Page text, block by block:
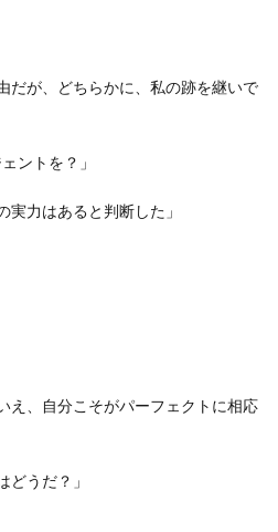
だが、どちらかに、私の跡を継いで
ントを？」
力はあると判断した」
、自分こそがパーフェクトに相応
どうだ？」